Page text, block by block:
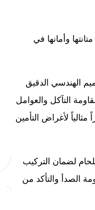
وأمانها في
الهندسي الدقيق
التآكل والعوامل
لأغراض التأمين
لضمان التركيب
الصدأ والتأكد من